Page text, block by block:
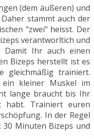
(dem äußeren) und
stammt auch der
"zwei" heisst. Der
verantworltich und
Ihr auch einen
Bizeps herstellt ist es
gleichmäßig trainiert.
kleiner Muskel im
lange braucht bis Ihr
habt. Trainiert euren
In der Regel
Minuten Bizeps und